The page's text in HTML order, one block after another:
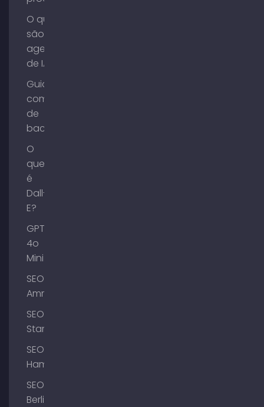
O que
são
agentes
de IA?
Guia de
compra
de
backlinks
O
que
é
Dall-
E?
GPT-
4o
Mini
SEO
Ammersee
SEO
Starnberg
SEO
Hamburgo
SEO
Berlim